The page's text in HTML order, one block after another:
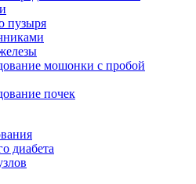
пузыря
мошонки с пробой
почек
диабета